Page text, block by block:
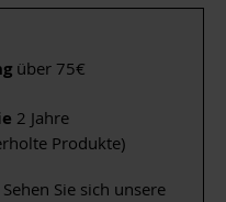
über 75€
2 Jahre
Produkte)
Sehen Sie sich unsere